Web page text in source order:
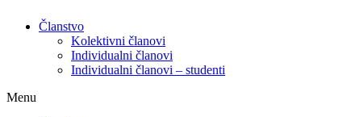
Članstvo
Kolektivni članovi
Individualni članovi
Individualni članovi – studenti
Menu